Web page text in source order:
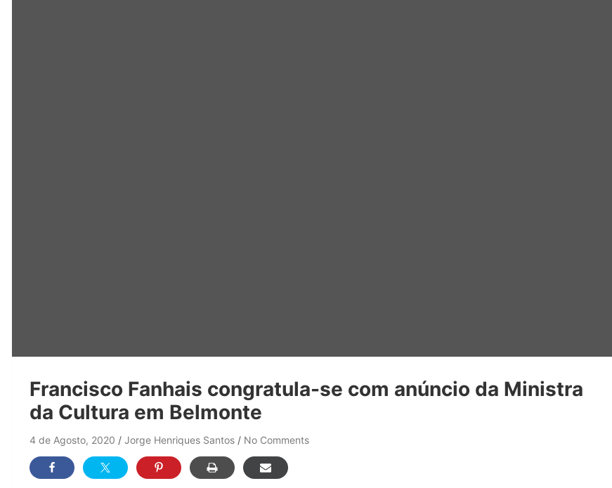
Francisco Fanhais congratula-se com anúncio da Ministra
da Cultura em Belmonte
4 de Agosto, 2020 Jorge Henriques Santos No Comments